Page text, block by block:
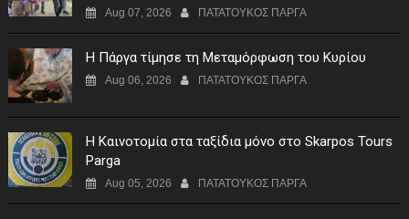
Aug 07, 2026 ΠΑΤΑΤΟΥΚΟΣ ΠΑΡΓΑ
Η Πάργα τίμησε τη Μεταμόρφωση του Κυρίου
Aug 06, 2026 ΠΑΤΑΤΟΥΚΟΣ ΠΑΡΓΑ
Η Καινοτομία στα ταξίδια μόνο στο Skarpos Tours
Parga
Aug 05, 2026 ΠΑΤΑΤΟΥΚΟΣ ΠΑΡΓΑ